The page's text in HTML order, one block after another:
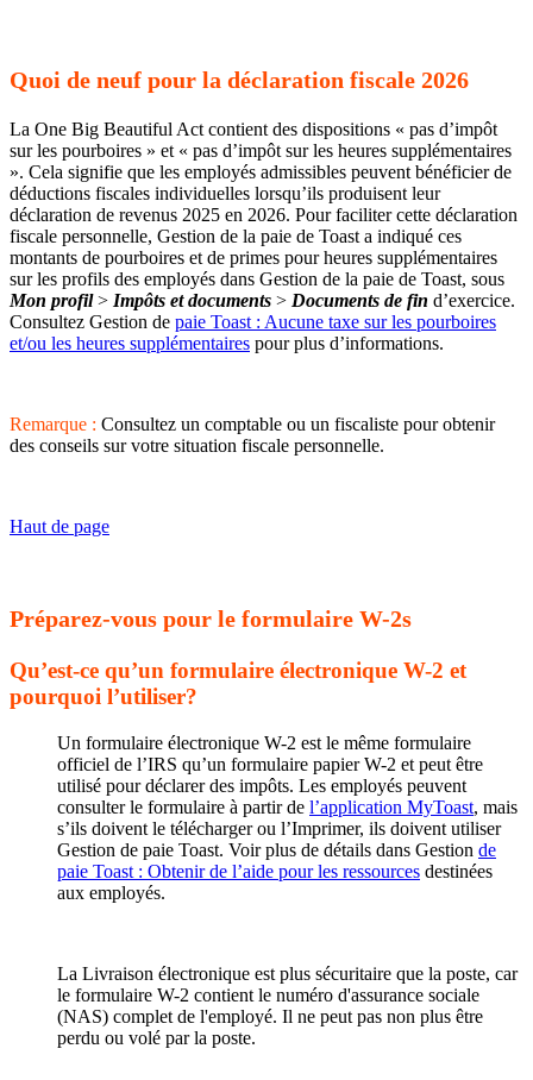
Quoi de neuf pour la déclaration fiscale 2026
La One Big Beautiful Act contient des dispositions « pas d’impôt
sur les pourboires » et « pas d’impôt sur les heures supplémentaires
». Cela signifie que les employés admissibles peuvent bénéficier de
déductions fiscales individuelles lorsqu’ils produisent leur
déclaration de revenus 2025 en 2026. Pour faciliter cette déclaration
fiscale personnelle, Gestion de la paie de Toast a indiqué ces
montants de pourboires et de primes pour heures supplémentaires
sur les profils des employés dans Gestion de la paie de Toast, sous
Mon profil> Impôts et documents > Documents de fin d’exercice.
Consultez Gestion de paie Toast : Aucune taxe sur les pourboires
et/ou les heures supplémentaires pour plus d’informations.
Remarque : Consultez un comptable ou un fiscaliste pour obtenir
des conseils sur votre situation fiscale personnelle.
Haut de page
Préparez-vous pour le formulaire W-2s
Qu’est-ce qu’un formulaire électronique W-2 et
pourquoi l’utiliser?
Un formulaire électronique W-2 est le même formulaire
officiel de l’IRS qu’un formulaire papier W-2 et peut être
utilisé pour déclarer des impôts. Les employés peuvent
consulter le formulaire à partir de l’application MyToast, mais
s’ils doivent le télécharger ou l’Imprimer, ils doivent utiliser
Gestion de paie Toast. Voir plus de détails dans Gestion de
paie Toast : Obtenir de l’aide pour les ressources destinées
aux employés.
La Livraison électronique est plus sécuritaire que la poste, car
le formulaire W-2 contient le numéro d'assurance sociale
(NAS) complet de l'employé. Il ne peut pas non plus être
perdu ou volé par la poste.